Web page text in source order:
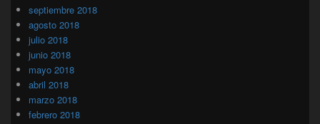
septiembre 2018
agosto 2018
julio 2018
junio 2018
mayo 2018
abril 2018
marzo 2018
febrero 2018